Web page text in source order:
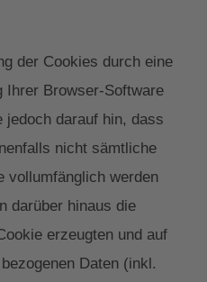
der Cookies durch eine
Ihrer Browser-Software
darauf hin, dass
nicht sämtliche
vollumfänglich werden
darüber hinaus die
erzeugten und auf
Daten (inkl.